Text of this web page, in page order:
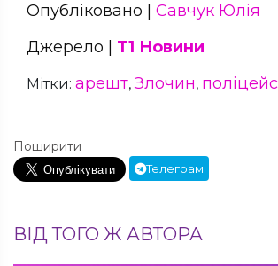
Опубліковано | Савчук Юлія
Джерело | Т1 Новини
Мітки: арешт, Злочин,
Поширити
Телеграм
ВІД ТОГО Ж АВТОРА